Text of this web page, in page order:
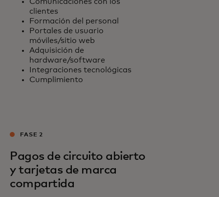
Comunicaciones con los
clientes
Formación del personal
Portales de usuario
móviles/sitio web
Adquisición de
hardware/software
Integraciones tecnológicas
Cumplimiento
FASE 2
Pagos de circuito abierto
y tarjetas de marca
compartida